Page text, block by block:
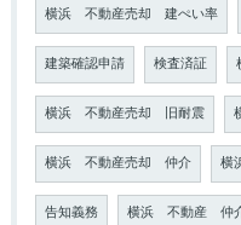
横浜 不動産売却 建ぺい率
建築確認申請 検査済証
横浜 不動産売却 旧耐震
横浜 不動産売却 仲介 横
告知義務 横浜 不動産 仲